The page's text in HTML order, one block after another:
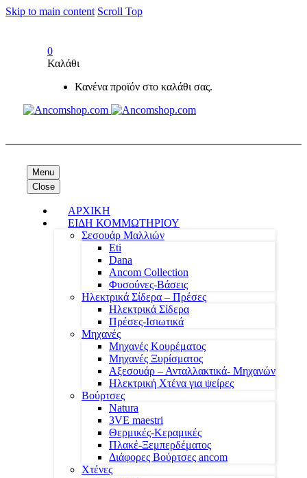
Skip to main content Scroll Top
0
Καλάθι
Κανένα προϊόν στο καλάθι σας.
Menu
Close
ΑΡΧΙΚΗ
ΕΙΔΗ ΚΟΜΜΩΤΗΡΙΟΥ
Σεσουάρ Μαλλιών
Eti
Dana
Ancom Collection
Φυσούνες-Βάσεις
Ηλεκτρικά Σίδερα – Πρέσες
Ηλεκτρικά Σίδερα
Πρέσες-Ισιωτικά
Μηχανές
Μηχανές Κουρέματος
Μηχανές Ξυρίσματος
Αξεσουάρ – Ανταλλακτικά- Μηχανών
Ηλεκτρική Χτένα για ψείρες
Βούρτσες
Natura
3VE maestri
Θερμικές-Κεραμικές
Πλακέ-Ξεμπερδέματος
Διάφορες Βούρτσες ancom
Χτένες